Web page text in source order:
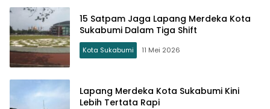
15 Satpam Jaga Lapang Merdeka Kota
Sukabumi Dalam Tiga Shift
Kota Sukabumi 11 Mei 2026
Lapang Merdeka Kota Sukabumi Kini
Lebih Tertata Rapi